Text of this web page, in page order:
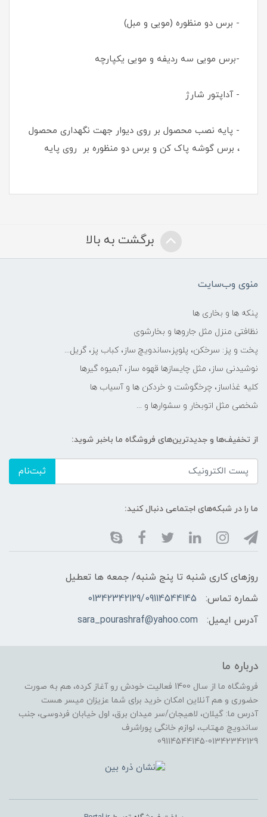
- برس دو منظوره (مویی و مبل)
-برس مویی سه ردیفه و مویی یکپارچه
- آداپتور شارژ
- پایه نصب محصول بر روی دیوار جهت نگهداری محصول
، برس گوشه پاک کن و برس دو منظوره بر روی پایه
برگشت به بالا
منوی وب‌سایت
پنکه ها و بخاری ها
نظافتی منزل مثل جاروها و بخارشوی
پخت و پز: سرخکن، پلوپز،ساندویچ ساز، کباب پز، گریل...
نوشیدنی ساز، مثل چایسازها قهوه ساز، آبمیوه گیرها
کلیه غذاساز، چرخگوشت و خردکن ها و آسیاب ها
شخصی مثل اتوبخار و سشوارها و ...
از تخفیف‌ها و جدیدترین‌های فروشگاه ما باخبر شوید:
ثبت‌نام
ما را در شبکه‌های اجتماعی دنبال کنید:
روزهای کاری شنبه تا پنج شنبه/ جمعه ها تعطیل
شماره تماس:
01342342129/09114544145
آدرس ایمیل:
sara_pourashraf@yahoo.com
درباره ما
فروشگاه ما از سال 1400 فعالیت خودش رو آغاز کرده، هم به صورت
حضوری و هم آنلاین امکان خرید برای شما عزیزان میسر هست
آدرس ما: گیلان، لاهیجان/سر میدان برق، اول خیابان فردوسی، جنب
ساندویچ مهتاب، لوازم خانگی پوراشرف
09114544145-01342342129